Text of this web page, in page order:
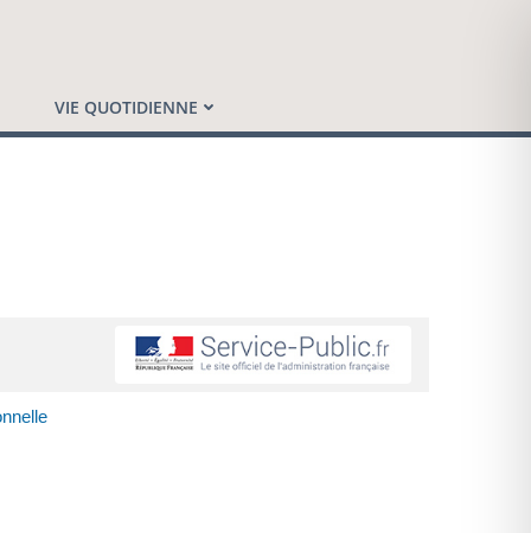
VIE QUOTIDIENNE